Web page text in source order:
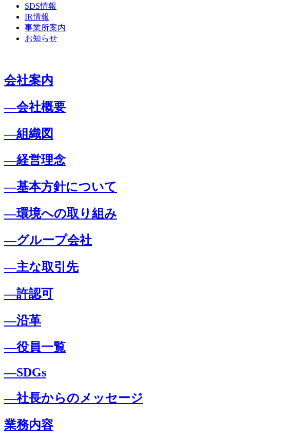
SDS情報
IR情報
事業所案内
お知らせ
会社案内
―会社概要
―組織図
―経営理念
―基本方針について
―環境への取り組み
―グループ会社
―主な取引先
―許認可
―沿革
―役員一覧
―SDGs
―社長からのメッセージ
業務内容